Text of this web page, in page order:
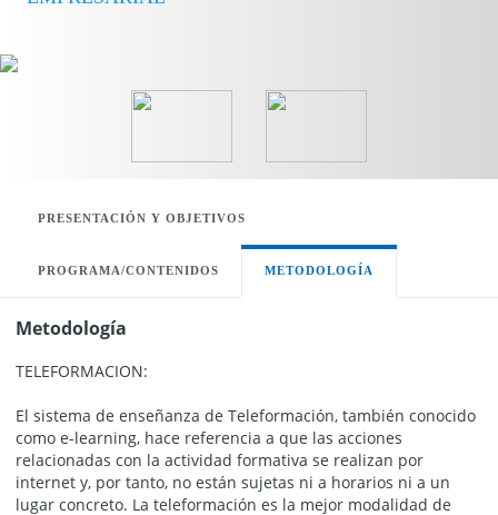
PRESENTACIÓN Y OBJETIVOS
PROGRAMA/CONTENIDOS METODOLOGÍA
Metodología
TELEFORMACION:
El sistema de enseñanza de Teleformación, también conocido
como e-learning, hace referencia a que las acciones
relacionadas con la actividad formativa se realizan por
internet y, por tanto, no están sujetas ni a horarios ni a un
lugar concreto. La teleformación es la mejor modalidad de